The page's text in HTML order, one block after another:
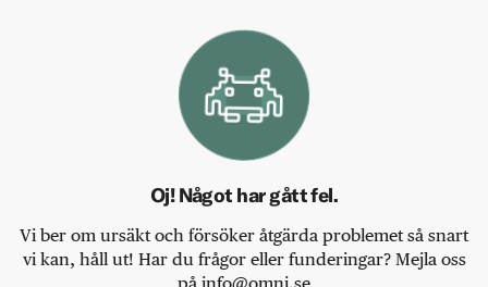
Oj! Något har gått fel.
Vi ber om ursäkt och försöker åtgärda problemet så snart
vi kan, håll ut! Har du frågor eller funderingar? Mejla oss